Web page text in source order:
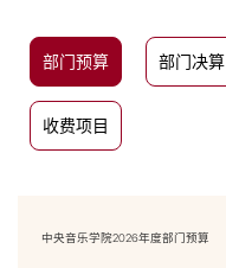
部门预算 部门决算
收费项目
中央音乐学院2026年度部门预算